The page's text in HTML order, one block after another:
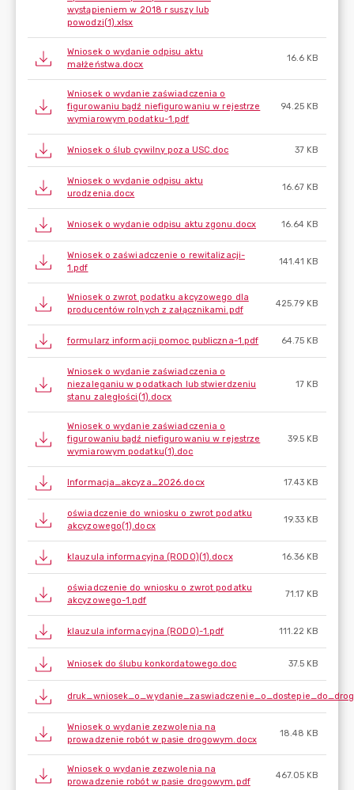
wystąpieniem w 2018 r suszy lub
powodzi(1).xlsx
Wniosek o wydanie odpisu aktu
małżeństwa.docx
16.6 KB
Wniosek o wydanie zaświadczenia o
figurowaniu bądź niefigurowaniu w rejestrze
wymiarowym podatku-1.pdf
94.25 KB
Wniosek o ślub cywilny poza USC.doc 37 KB
Wniosek o wydanie odpisu aktu
urodzenia.docx
16.67 KB
Wniosek o wydanie odpisu aktu zgonu.docx 16.64 KB
Wniosek o zaświadczenie o rewitalizacji-
1.pdf
141.41 KB
Wniosek o zwrot podatku akcyzowego dla
producentów rolnych z załącznikami.pdf
425.79 KB
formularz informacji pomoc publiczna-1.pdf 64.75 KB
Wniosek o wydanie zaświadczenia o
niezaleganiu w podatkach lub stwierdzeniu
stanu zaległości(1).docx
17 KB
Wniosek o wydanie zaświadczenia o
figurowaniu bądź niefigurowaniu w rejestrze
wymiarowym podatku(1).doc
39.5 KB
Informacja_akcyza_2026.docx 17.43 KB
oświadczenie do wniosku o zwrot podatku
akcyzowego(1).docx
19.33 KB
klauzula informacyjna (RODO)(1).docx 16.36 KB
oświadczenie do wniosku o zwrot podatku
akcyzowego-1.pdf
71.17 KB
klauzula informacyjna (RODO)-1.pdf 111.22 KB
Wniosek do ślubu konkordatowego.doc 37.5 KB
Wniosek o wydanie zezwolenia na
prowadzenie robót w pasie drogowym.docx
18.48 KB
Wniosek o wydanie zezwolenia na
prowadzenie robót w pasie drogowym.pdf
467.05 KB